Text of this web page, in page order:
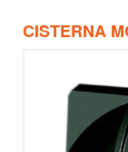
CISTERNA